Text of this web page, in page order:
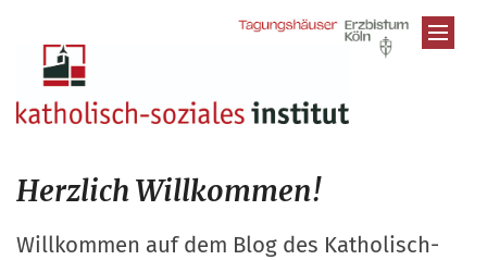
Herzlich Willkommen!
Willkommen auf dem Blog des Katholisch-